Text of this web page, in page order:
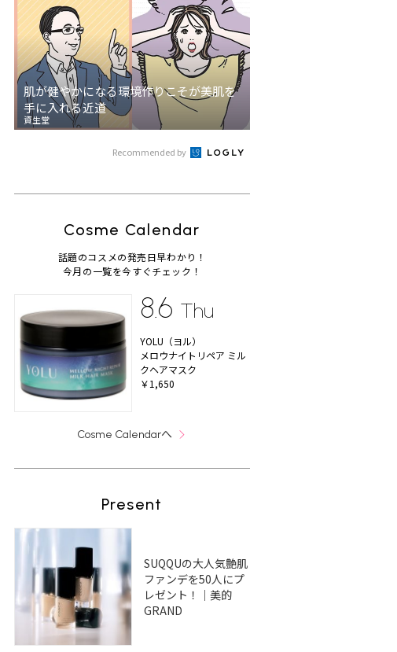
肌が健やかになる環境作りこそが美肌を
手に入れる近道
資生堂
Recommended by
Cosme Calendar
話題のコスメの発売日早わかり！
今月の一覧を今すぐチェック！
8.6 Thu
YOLU（ヨル）
メロウナイトリペア ミル
クヘアマスク
￥1,650
Cosme Calendarへ
Present
SUQQUの大人気艶肌
ファンデを50人にプ
レゼント！｜美的
GRAND